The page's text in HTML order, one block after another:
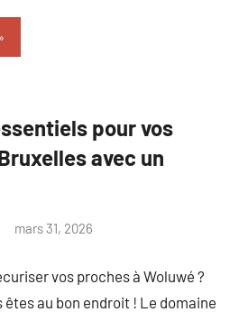
pour vos
avec un
mars 31, 2026
vos proches à Woluwé ?
êtes au bon endroit ! Le domaine